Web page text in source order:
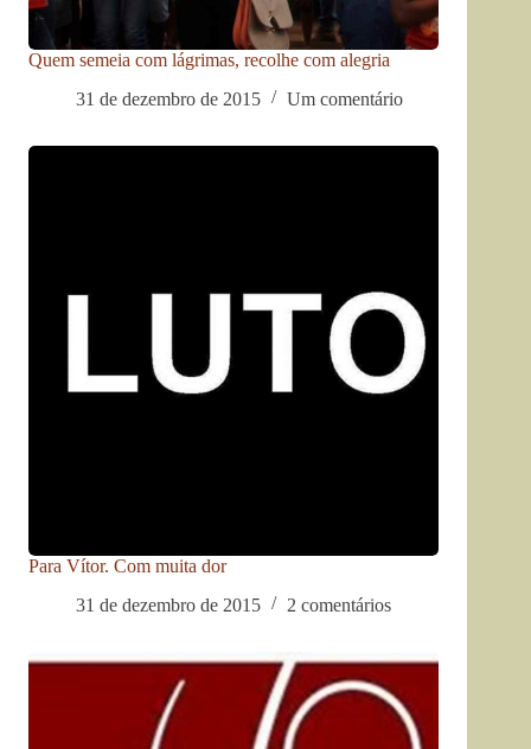
Quem semeia com lágrimas, recolhe com alegria
31 de dezembro de 2015
Um comentário
Para Vítor. Com muita dor
31 de dezembro de 2015
2 comentários